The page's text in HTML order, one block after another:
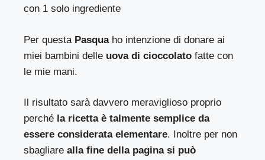
con 1 solo ingrediente
Per questaPasquaho intenzione di donare ai
miei bambini delle uova di cioccolato fatte con
le mie mani.
Il risultato sarà davvero meraviglioso proprio
perché la ricetta è talmente semplice da
essere considerata elementare. Inoltre per non
sbagliare alla fine della pagina si può